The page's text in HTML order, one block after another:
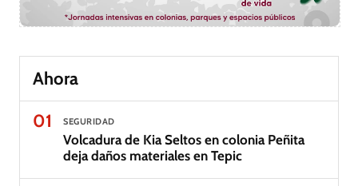
Ahora
01
SEGURIDAD
Volcadura de Kia Seltos en colonia Peñita
deja daños materiales en Tepic